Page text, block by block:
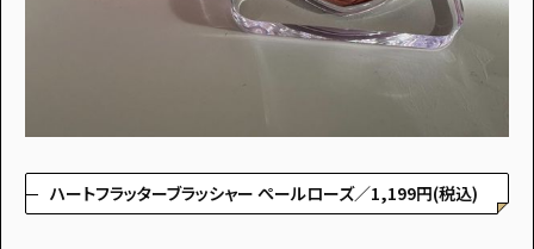
ハートフラッターブラッシャー ぺールローズ／1,199円(税込)